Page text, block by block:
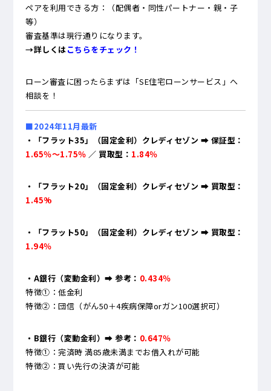
ペアを利用できる方：（配偶者・同性パートナー・親・子
等）
審査基準は現行通りになります。
→詳しくはこちらをチェック！
ローン審査に困ったらまずは「SE住宅ローンサービス」へ
相談を！
■2024年11月最新
・「フラット35」（固定金利）クレディセゾン ➡ 保証型：
1.65％～1.75％ ／ 買取型： 1.84％
・「フラット20」（固定金利）クレディセゾン ➡ 買取型：
1.45%
・「フラット50」（固定金利）クレディセゾン ➡ 買取型：
1.94％
・A銀行（変動金利）➡ 参考： 0.434％
特徴①：低金利
特徴②：団信（がん50＋4疾病保障orガン100選択可）
・B銀行（変動金利）➡ 参考： 0.647％
特徴①：完済時 満85歳未満までお借入れが可能
特徴②：買い先行の決済が可能